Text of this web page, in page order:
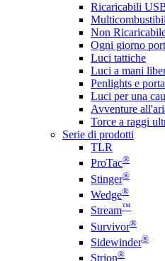
Ricaricabili
Non
Ogni giorno
Luci tattiche
Luci a mani
Penlights e
Luci per una
Avventure
Torce a raggi
Serie di prodotti
TLR
ProTac®
Stinger®
Wedge®
Stream™
Survivor®
Sidewinder®
Strion®